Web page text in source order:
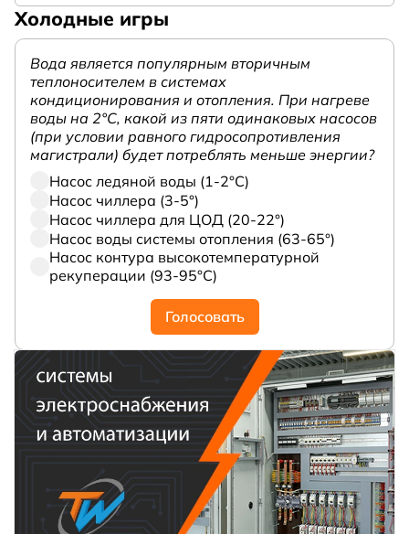
Холодные игры
Вода является популярным вторичным
теплоносителем в системах
кондиционирования и отопления. При нагреве
воды на 2°С, какой из пяти одинаковых насосов
(при условии равного гидросопротивления
магистрали) будет потреблять меньше энергии?
Насос ледяной воды (1-2°С)
Насос чиллера (3-5°)
Насос чиллера для ЦОД (20-22°)
Насос воды системы отопления (63-65°)
Насос контура высокотемпературной
рекуперации (93-95°С)
Голосовать